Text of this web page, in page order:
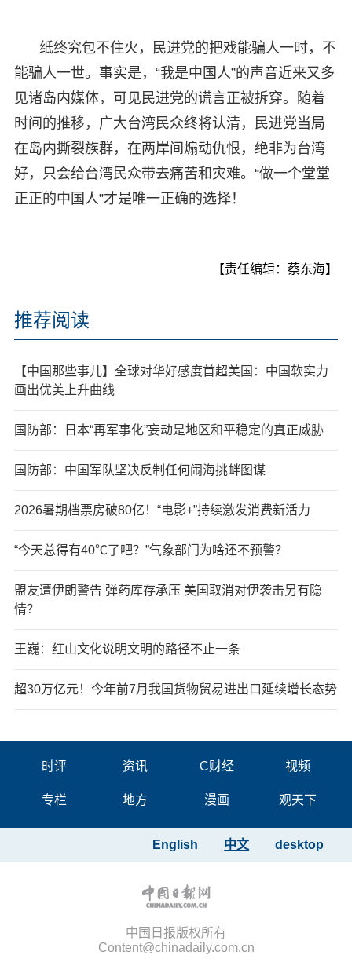
纸终究包不住火，民进党的把戏能骗人一时，不
能骗人一世。事实是，“我是中国人”的声音近来又多
见诸岛内媒体，可见民进党的谎言正被拆穿。随着
时间的推移，广大台湾民众终将认清，民进党当局
在岛内撕裂族群，在两岸间煽动仇恨，绝非为台湾
好，只会给台湾民众带去痛苦和灾难。“做一个堂堂
正正的中国人”才是唯一正确的选择！
【责任编辑：蔡东海】
推荐阅读
【中国那些事儿】全球对华好感度首超美国：中国软实力
画出优美上升曲线
国防部：日本“再军事化”妄动是地区和平稳定的真正威胁
国防部：中国军队坚决反制任何闹海挑衅图谋
2026暑期档票房破80亿！“电影+”持续激发消费新活力
“今天总得有40℃了吧？”气象部门为啥还不预警？
盟友遭伊朗警告 弹药库存承压 美国取消对伊袭击另有隐
情？
王巍：红山文化说明文明的路径不止一条
超30万亿元！今年前7月我国货物贸易进出口延续增长态势
时评 资讯 C财经 视频
专栏 地方 漫画 观天下
desktop
中文
English
中国日报版权所有
Content@chinadaily.com.cn